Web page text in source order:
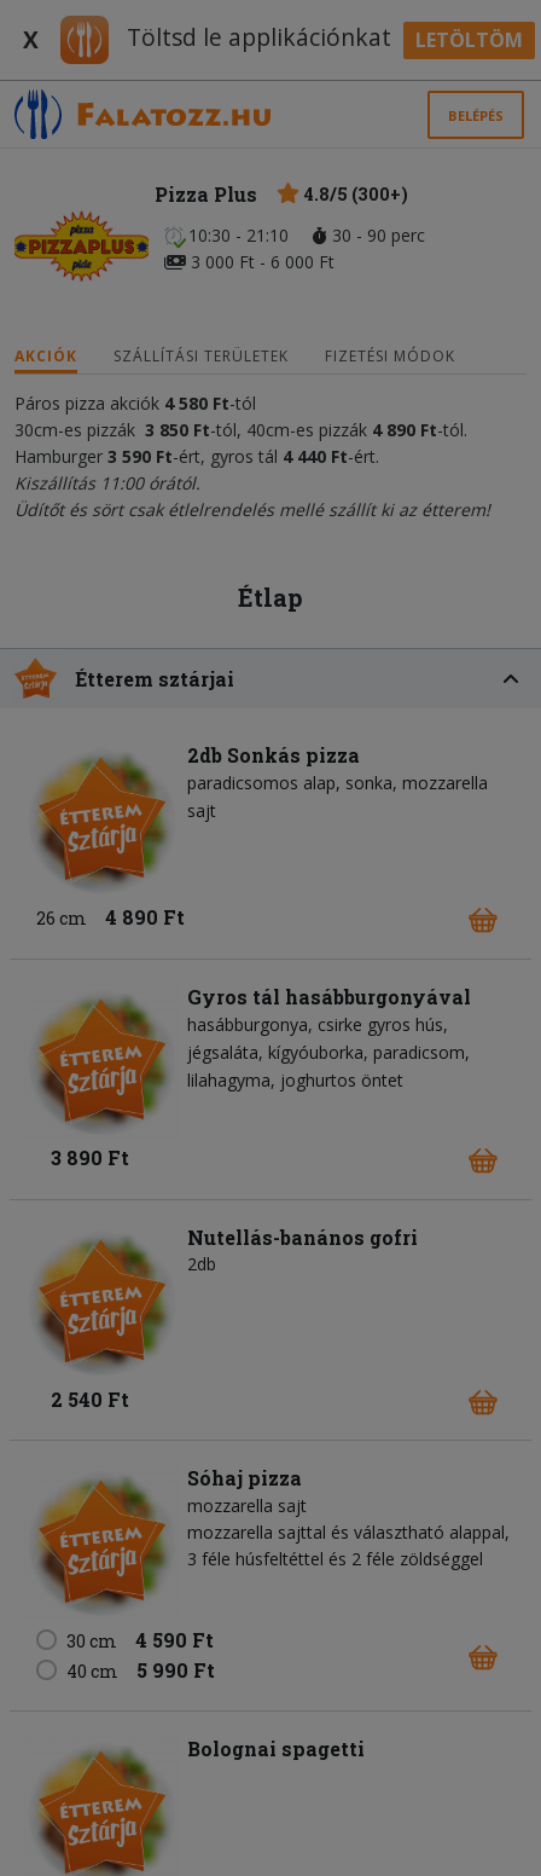
X Töltsd le applikációnkat LETÖLTÖM
BELÉPÉS
Pizza Plus
4.8/5 (300+)
10:30 - 21:10
30 - 90 perc
3 000 Ft - 6 000 Ft
AKCIÓK SZÁLLÍTÁSI TERÜLETEK FIZETÉSI MÓDOK
Páros pizza akciók 4 580 Ft-tól
30cm-es pizzák 3 850 Ft-tól, 40cm-es pizzák 4 890 Ft-tól.
Hamburger 3 590 Ft-ért, gyros tál 4 440 Ft-ért.
Kiszállítás 11:00 órától.
Üdítőt és sört csak étlelrendelés mellé szállít ki az étterem!
Étlap
Étterem sztárjai
2db Sonkás pizza
paradicsomos alap sonka mozzarella
sajt
26 cm 4 890 Ft
Gyros tál hasábburgonyával
hasábburgonya csirke gyros hús
jégsaláta kígyóuborka paradicsom
lilahagyma joghurtos öntet
3 890 Ft
Nutellás-banános gofri
2db
2 540 Ft
Sóhaj pizza
mozzarella sajt
mozzarella sajttal és választható alappal,
3 féle húsfeltéttel és 2 féle zöldséggel
30 cm 4 590 Ft
40 cm 5 990 Ft
Bolognai spagetti